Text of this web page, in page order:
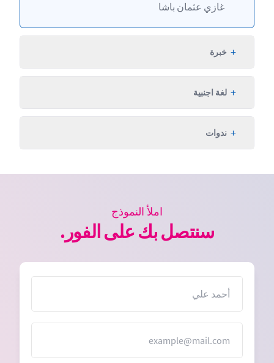
غازي عثمان باشا
+ خبرة
+ لغة اجنبية
+ ندوات
املأ النموذج
سنتصل بك على الفور.